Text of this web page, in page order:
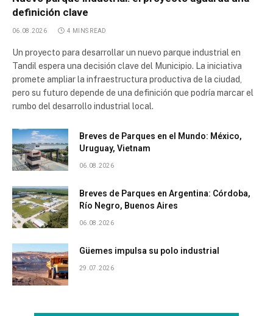
definición clave
06.08.2026 4 MINS READ
Un proyecto para desarrollar un nuevo parque industrial en
Tandil espera una decisión clave del Municipio. La iniciativa
promete ampliar la infraestructura productiva de la ciudad,
pero su futuro depende de una definición que podría marcar el
rumbo del desarrollo industrial local.
Breves de Parques en el Mundo: México,
Uruguay, Vietnam
06.08.2026
Breves de Parques en Argentina: Córdoba,
Río Negro, Buenos Aires
06.08.2026
Güemes impulsa su polo industrial
29.07.2026